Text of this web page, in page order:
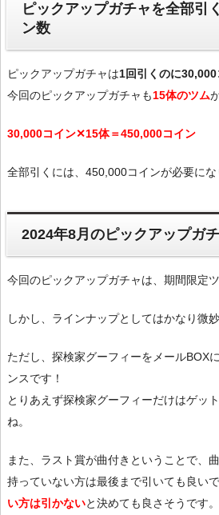
ピックアップガチャを全部引
ン数
ピックアップガチャは1回引くのに
今回のピックアップガチャも15体のツム
30,000コイン✕15体＝450,000コイン
全部引くには、450,000コインが必要にな
2024年8月のピックアップガ
今回のピックアップガチャは、期間限定ツ
しかし、ラインナップとしてはかなり微妙
ただし、探検家グーフィーをメールBOX
ンスです！
とりあえず探検家グーフィーだけはゲッ
ね。
また、ラスト賞が曲付きということで、
持っていない方は最後まで引いても良いで
い方は引かないと決めても良さそうです。